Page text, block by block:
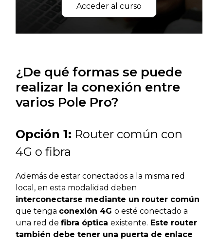
Acceder al curso
¿De qué formas se puede
realizar la conexión entre
varios Pole Pro?
Opción 1: Router común con
4G o fibra
Además de estar conectados a la misma red
local, en esta modalidad deben
interconectarse mediante un router común
que tenga conexión 4G o esté conectado a
una red de fibra óptica existente. Este router
también debe tener una puerta de enlace